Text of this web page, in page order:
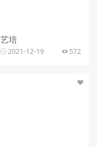
艺培
2021-12-19 572